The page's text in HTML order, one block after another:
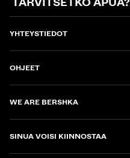
YHTEYSTIEDOT
OHJEET
WE ARE BERSHKA
SINUA VOISI KIINNOSTAA